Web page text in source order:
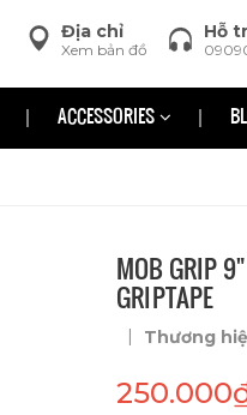
Hỗ
Địa chỉ
Xem bản đồ
ACCESSORIES
MOB GRIP 9"
GRIPTAPE
| Thương